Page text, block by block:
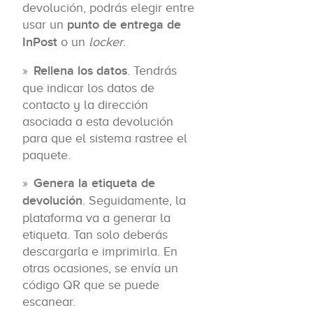
devolución, podrás elegir entre
usar un punto de entrega de
InPost o un locker.
Rellena los datos. Tendrás
que indicar los datos de
contacto y la dirección
asociada a esta devolución
para que el sistema rastree el
paquete.
Genera la etiqueta de
devolución. Seguidamente, la
plataforma va a generar la
etiqueta. Tan solo deberás
descargarla e imprimirla. En
otras ocasiones, se envía un
código QR que se puede
escanear.